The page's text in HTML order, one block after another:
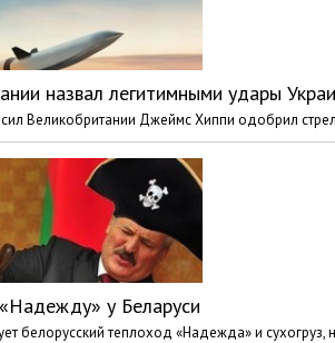
назвал легитимными удары
Великобритании Джеймс Хиппи одобрил
у Беларуси
белорусский теплоход «Надежда» и